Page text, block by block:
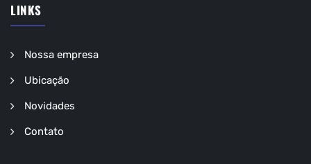
LINKS
Nossa empresa
Ubicação
Novidades
Contato